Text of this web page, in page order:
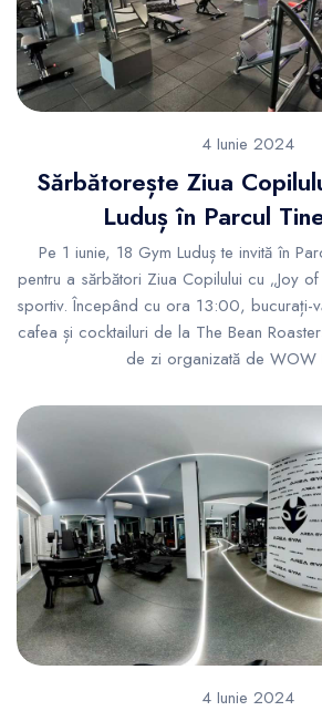
4 Iunie 2024
Sărbătorește Ziua
Luduș în Parcul
Pe 1 iunie, 18 Gym Luduș te invită în
pentru a sărbători Ziua Copilului cu „Joy of
sportiv. Începând cu ora 13:00, bucurați-
cafea și cocktailuri de la The Bean
de zi organizată de WOW
4 Iunie 2024